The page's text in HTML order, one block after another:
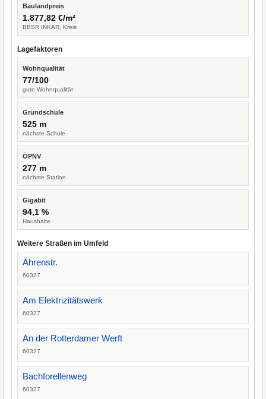
Baulandpreis
1.877,82 €/m²
BBSR INKAR, Kreis
Lagefaktoren
Wohnqualität
77/100
gute Wohnqualität
Grundschule
525 m
nächste Schule
ÖPNV
277 m
nächste Station
Gigabit
94,1 %
Haushalte
Weitere Straßen im Umfeld
Ährenstr.
60327
Am Elektrizitätswerk
60327
An der Rotterdamer Werft
60327
Bachforellenweg
60327